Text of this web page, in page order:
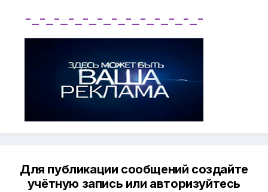
-_-_-_-_-_-_-_-_-_-_-_-_-
Для публикации сообщений создайте
учётную запись или авторизуйтесь